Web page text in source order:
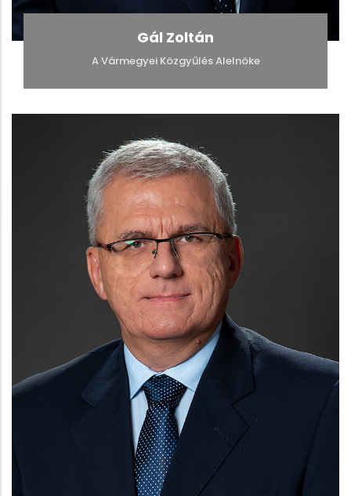
Gál Zoltán
A Vármegyei Közgyűlés Alelnöke